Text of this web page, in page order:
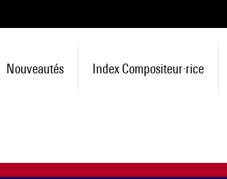
Nouveautés Index Compositeur·rice